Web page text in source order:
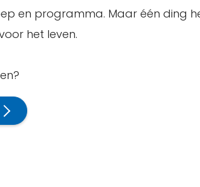
en programma. Maar één ding
het leven.